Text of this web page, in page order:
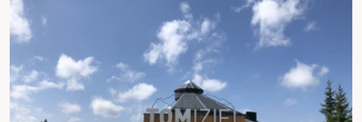
am Hauser Kaibling